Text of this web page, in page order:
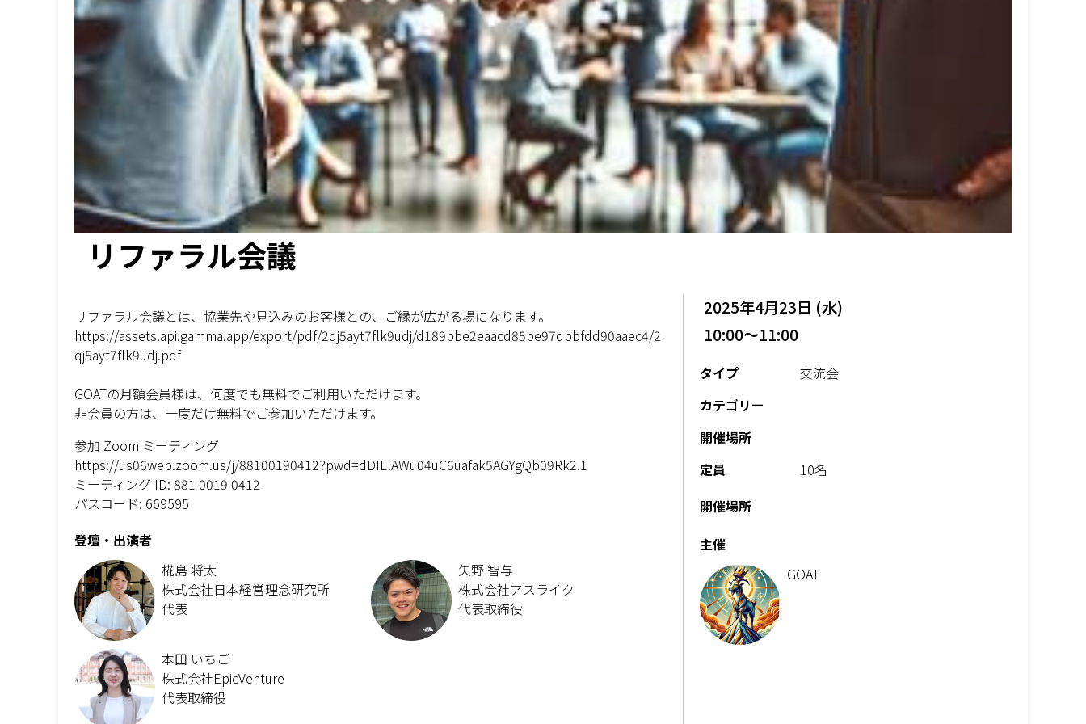
リファラル会議
リファラル会議とは、協業先や見込みのお客様との、ご縁が広がる場になります。
https://assets.api.gamma.app/export/pdf/2qj5ayt7flk9udj/d189bbe2eaacd85be97dbbfdd90aaec4/2
qj5ayt7flk9udj.pdf
GOATの月額会員様は、何度でも無料でご利用いただけます。
非会員の方は、一度だけ無料でご参加いただけます。
参加 Zoom ミーティング
https://us06web.zoom.us/j/88100190412?pwd=dDILlAWu04uC6uafak5AGYgQb09Rk2.1
ミーティング ID: 881 0019 0412
パスコード: 669595
登壇・出演者
椛島 将太
株式会社日本経営理念研究所
代表
矢野 智与
株式会社アスライク
代表取締役
本田 いちご
株式会社EpicVenture
代表取締役
2025年4月23日 (水)
10:00～11:00
タイプ
交流会
カテゴリー
開催場所
定員
10名
開催場所
主催
GOAT